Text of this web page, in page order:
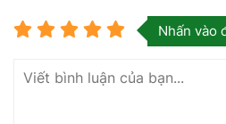
Nhấn vào